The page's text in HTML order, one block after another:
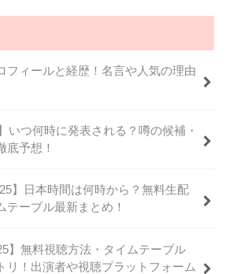
フィールと経歴！名言や人気の理由
いつ何時に発表される？噂の候補・
底予想！
】日本時間は何時から？無料生配
ーブル最新まとめ！
】無料視聴方法・タイムテーブル
リ！出演者や視聴プラットフォーム